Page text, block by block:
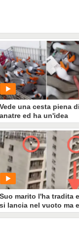
Vede una cesta piena di
anatre ed ha un'idea
pazzesca
PLAY
831 • diViralVideo
Suo marito l'ha tradita
si lancia nel vuoto ma
dove finisce, per